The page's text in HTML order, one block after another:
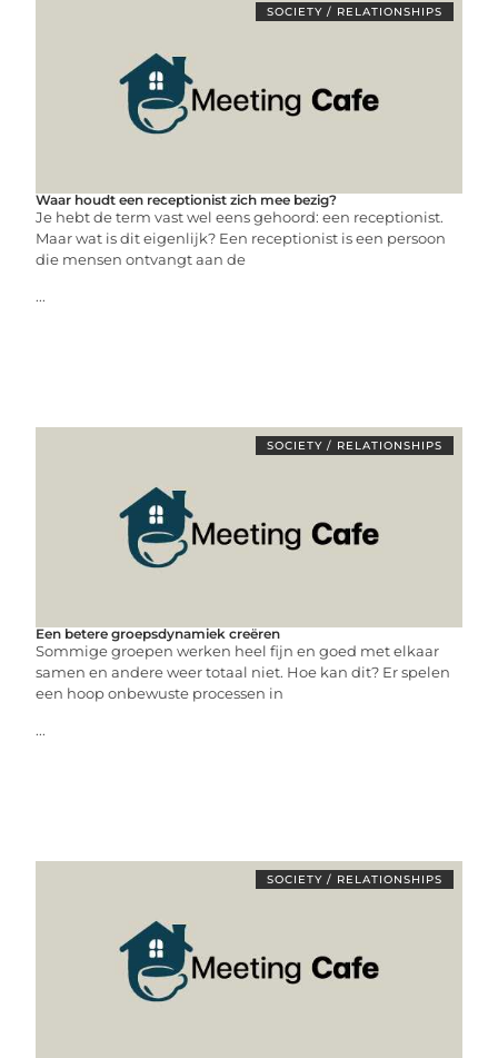
SOCIETY / RELATIONSHIPS
Waar houdt een receptionist zich mee bezig?
Je hebt de term vast wel eens gehoord: een receptionist.
Maar wat is dit eigenlijk? Een receptionist is een persoon
die mensen ontvangt aan de
...
SOCIETY / RELATIONSHIPS
Een betere groepsdynamiek creëren
Sommige groepen werken heel fijn en goed met elkaar
samen en andere weer totaal niet. Hoe kan dit? Er spelen
een hoop onbewuste processen in
...
SOCIETY / RELATIONSHIPS